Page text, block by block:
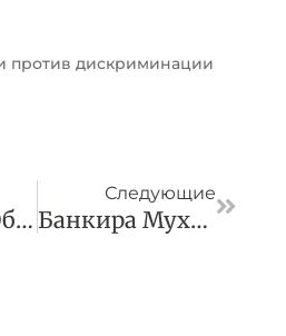
против дискриминации
Суд В США Обязал Главу Штата Продать Вертолет Из-За Долгов Перед «Мечелом»
Следующие
Банкира Мухиева Признали Ответственным По Долгам «Максимума»